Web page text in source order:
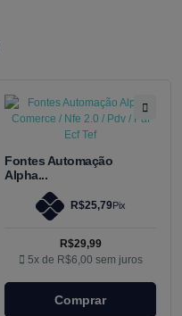
Fontes Automação
Alpha...
R$25,79Pix
R$29,99
5x de R$6,00 sem juros
Comprar